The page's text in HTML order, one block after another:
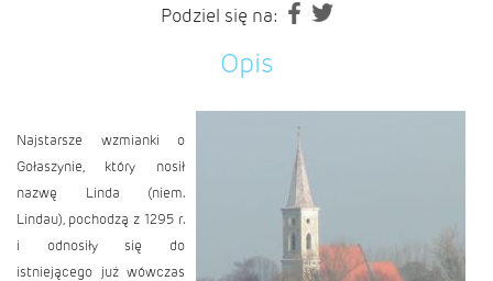
Podziel się na:
Opis
Najstarsze wzmianki o
Gołaszynie, który nosił
nazwę Linda (niem.
Lindau), pochodzą z 1295 r.
i odnosiły się do
istniejącego już wówczas